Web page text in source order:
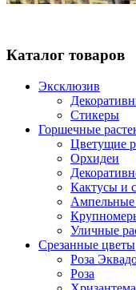
Каталог товаров
Эксклюзив
Стикеры
Горшечные
Цветущие
Орхидеи
Кактусы и
Ампельные
Уличные
Срезанные цветы
Роза
Роза